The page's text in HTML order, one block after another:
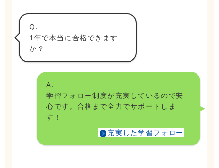
Q.
1年で本当に合格できます
か？
A.
学習フォロー制度が充実しているので安
心です。合格まで全力でサポートしま
す！
充実した学習フォロー